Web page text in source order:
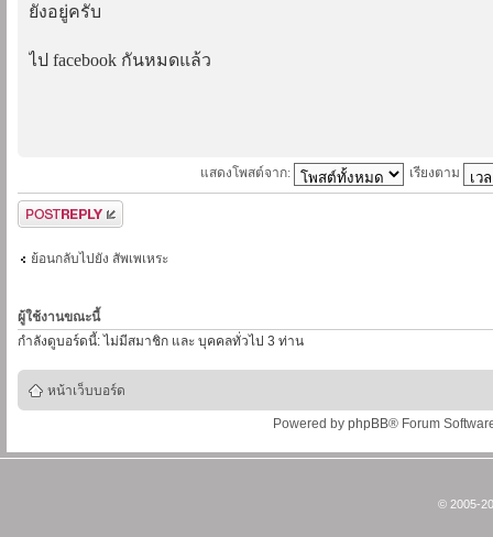
ยังอยู่ครับ
ไป facebook กันหมดแล้ว
แสดงโพสต์จาก: เรียงตาม
ตอบกระทู้
ย้อนกลับไปยัง สัพเพเหระ
ผู้ใช้งานขณะนี้
กำลังดูบอร์ดนี้: ไม่มีสมาชิก และ บุคคลทั่วไป 3 ท่าน
หน้าเว็บบอร์ด
Powered by phpBB® Forum
© 2005-